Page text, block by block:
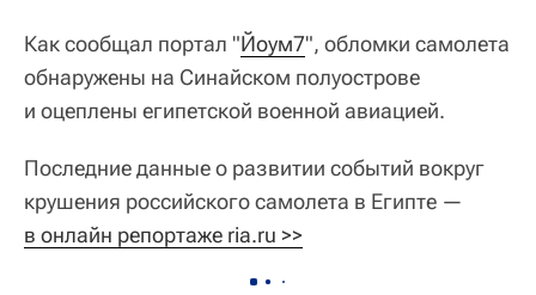
Как сообщал портал "Йоум7", обломки самолета
обнаружены на Синайском полуострове
и оцеплены египетской военной авиацией.
Последние данные о развитии событий вокруг
крушения российского самолета в Египте —
в онлайн репортаже ria.ru >>